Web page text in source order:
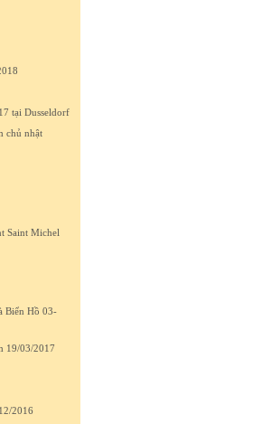
tại Dusseldorf
chủ nhật
Saint Michel
Biển Hồ 03-
19/03/2017
2016